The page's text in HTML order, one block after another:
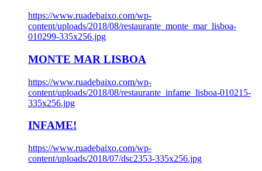
https://www.ruadebaixo.com/wp-
content/uploads/2018/08/restaurante_monte_mar_lisboa-
010299-335x256.jpg
MONTE MAR LISBOA
https://www.ruadebaixo.com/wp-
content/uploads/2018/08/restaurante_infame_lisboa-010215-
335x256.jpg
INFAME!
https://www.ruadebaixo.com/wp-
content/uploads/2018/07/dsc2353-335x256.jpg